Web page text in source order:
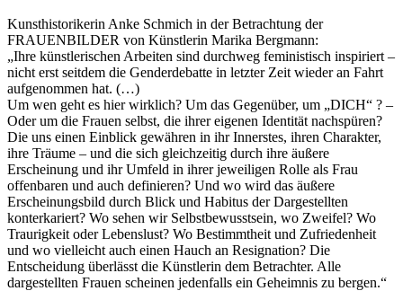
Kunsthistorikerin Anke Schmich in der Betrachtung der
FRAUENBILDER von Künstlerin Marika Bergmann:
„Ihre künstlerischen Arbeiten sind durchweg feministisch inspiriert –
nicht erst seitdem die Genderdebatte in letzter Zeit wieder an Fahrt
aufgenommen hat. (…)
Um wen geht es hier wirklich? Um das Gegenüber, um „DICH“ ? –
Oder um die Frauen selbst, die ihrer eigenen Identität nachspüren?
Die uns einen Einblick gewähren in ihr Innerstes, ihren Charakter,
ihre Träume – und die sich gleichzeitig durch ihre äußere
Erscheinung und ihr Umfeld in ihrer jeweiligen Rolle als Frau
offenbaren und auch definieren? Und wo wird das äußere
Erscheinungsbild durch Blick und Habitus der Dargestellten
konterkariert? Wo sehen wir Selbstbewusstsein, wo Zweifel? Wo
Traurigkeit oder Lebenslust? Wo Bestimmtheit und Zufriedenheit
und wo vielleicht auch einen Hauch an Resignation? Die
Entscheidung überlässt die Künstlerin dem Betrachter. Alle
dargestellten Frauen scheinen jedenfalls ein Geheimnis zu bergen.“